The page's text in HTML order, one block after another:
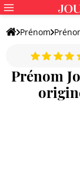
Prénom
Prénom